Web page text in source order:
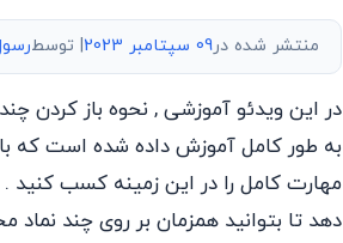
منتشر شده در09 سپتامبر 2023 | توسط
در این ویدئو آموزشی , نحوه باز کردن
به طور کامل آموزش داده شده است که
مهارت کامل را در این زمینه کسب کنید .
دهد تا بتوانید همزمان بر روی چند